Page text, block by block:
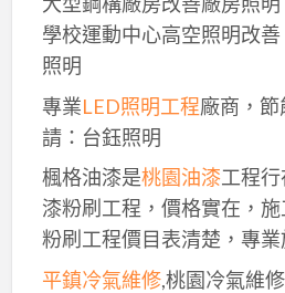
學校運動中心高空照明改
照明
專業LED照明工程廠商，
請：台鈺照明
楓格油漆是桃園油漆工程
漆粉刷工程，價格實在，
粉刷工程價目表清楚，專業
平鎮冷氣維修,桃園冷氣維修